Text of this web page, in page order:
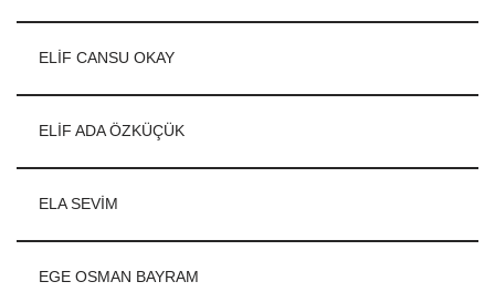
ELİF CANSU OKAY
ELİF ADA ÖZKÜÇÜK
ELA SEVİM
EGE OSMAN BAYRAM